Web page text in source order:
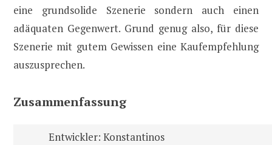
eine grundsolide Szenerie sondern auch einen
adäquaten Gegenwert. Grund genug also, für diese
Szenerie mit gutem Gewissen eine Kaufempfehlung
auszusprechen.
Zusammenfassung
Entwickler: Konstantinos